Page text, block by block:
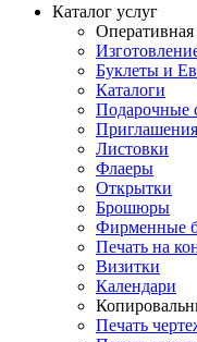
Каталог услуг
Буклеты и
Каталоги
Подарочные
Листовки
Флаеры
Открытки
Брошюры
Фирменные
Печать на
Визитки
Календари
Печать